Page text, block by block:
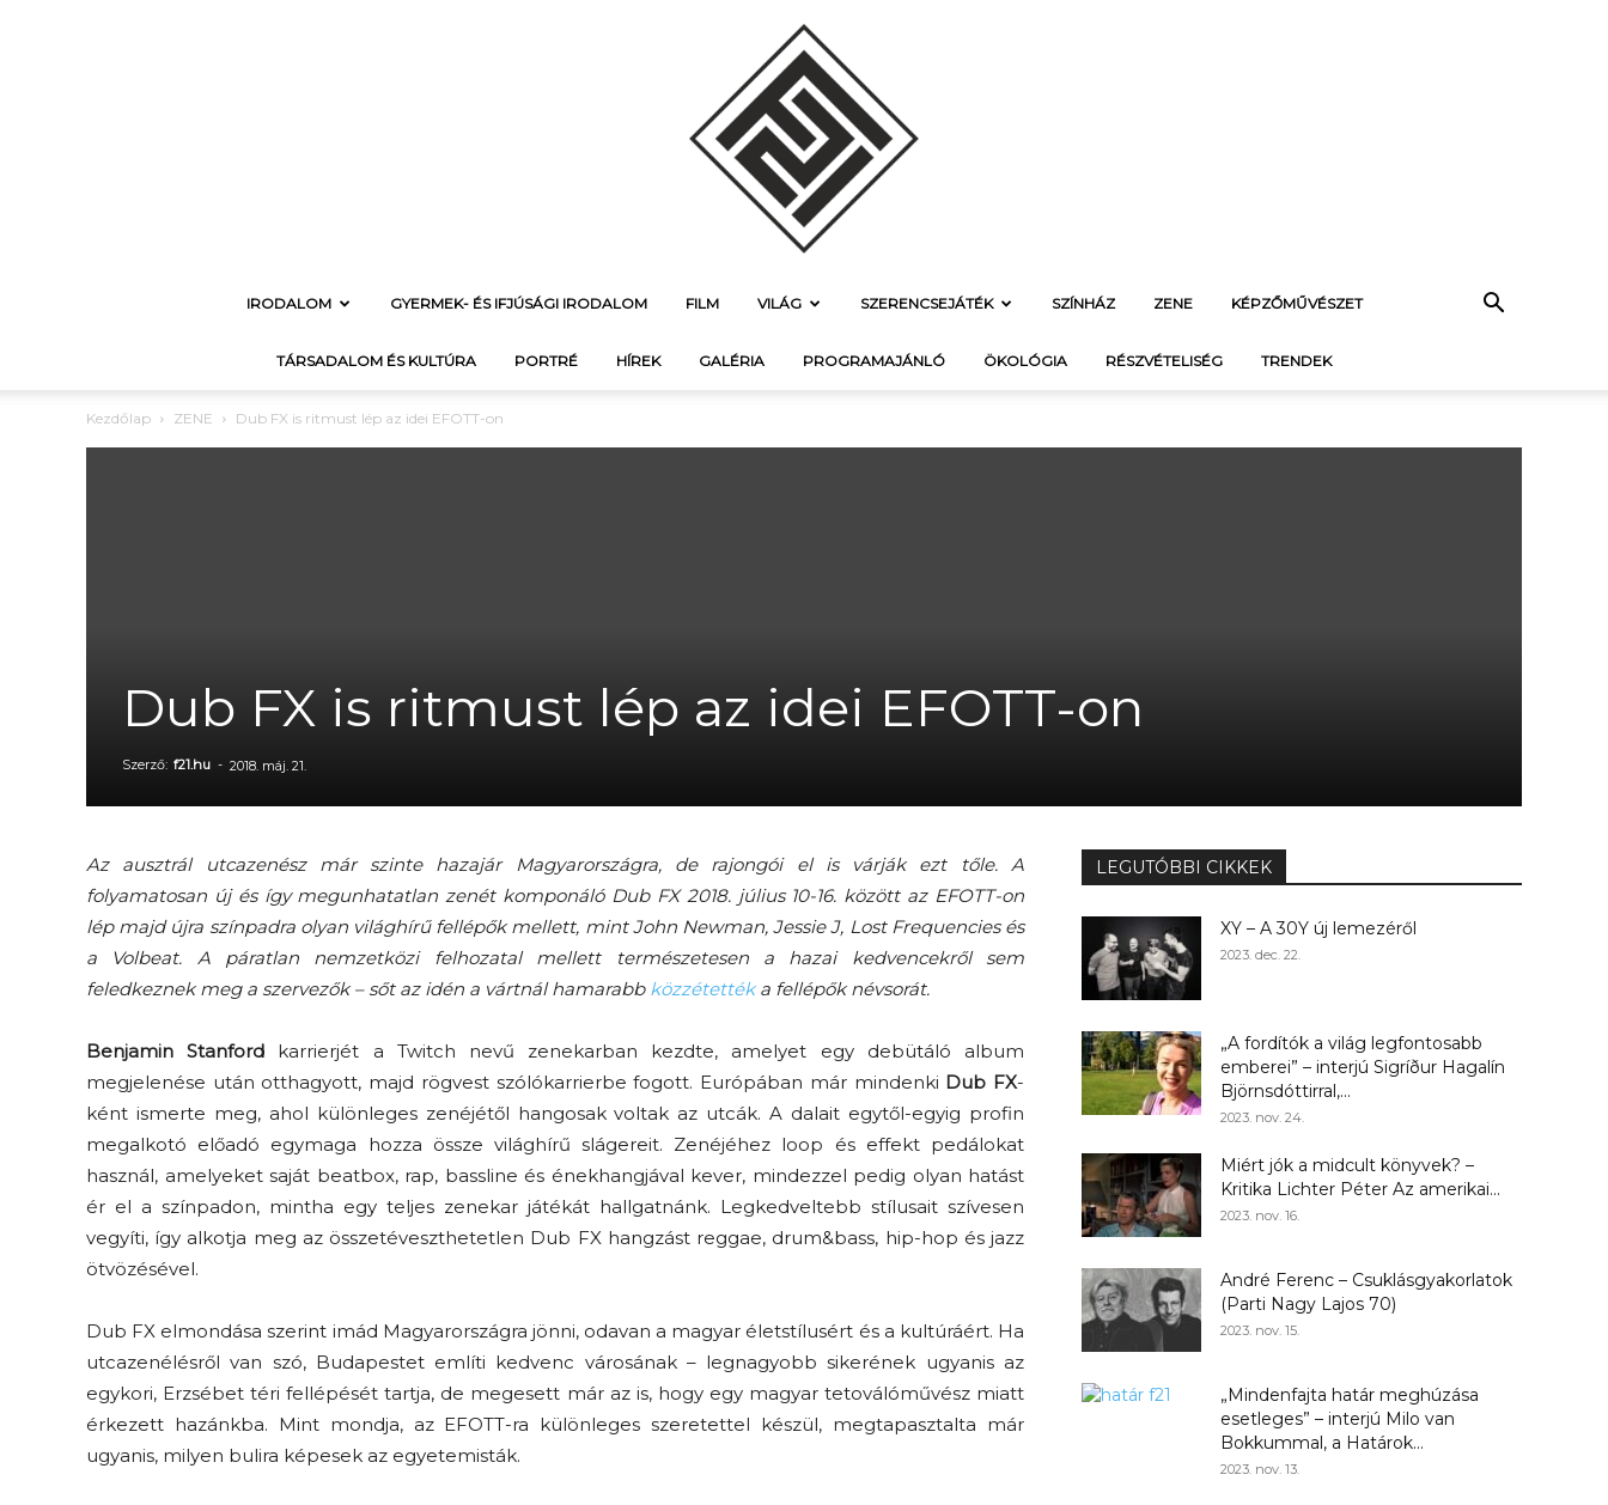
f21.hu
IRODALOM GYERMEK- ÉS IFJÚSÁGI IRODALOM FILM VILÁG SZERENCSEJÁTÉK SZÍNHÁZ ZENE KÉPZŐMŰVÉSZET
TÁRSADALOM ÉS KULTÚRA PORTRÉ HÍREK GALÉRIA PROGRAMAJÁNLÓ ÖKOLÓGIA RÉSZVÉTELISÉG TRENDEK
Kezdőlap ZENE Dub FX is ritmust lép az idei EFOTT-on
Dub FX is ritmust lép az idei EFOTT-on
Szerző: f21.hu - 2018. máj. 21.
Az ausztrál utcazenész már szinte hazajár Magyarországra, de rajongói el is várják ezt tőle. A
folyamatosan új és így megunhatatlan zenét komponáló Dub FX 2018. július 10-16. között az EFOTT-on
lép majd újra színpadra olyan világhírű fellépők mellett, mint John Newman, Jessie J, Lost Frequencies és
a Volbeat. A páratlan nemzetközi felhozatal mellett természetesen a hazai kedvencekről sem
feledkeznek meg a szervezők – sőt az idén a vártnál hamarabb közzétettéka fellépők névsorát.
Benjamin Stanford karrierjét a Twitch nevű zenekarban kezdte, amelyet egy debütáló album
megjelenése után otthagyott, majd rögvest szólókarrierbe fogott. Európában már mindenki Dub FX-
ként ismerte meg, ahol különleges zenéjétől hangosak voltak az utcák. A dalait egytől-egyig profin
megalkotó előadó egymaga hozza össze világhírű slágereit. Zenéjéhez loop és effekt pedálokat
használ, amelyeket saját beatbox, rap, bassline és énekhangjával kever, mindezzel pedig olyan hatást
ér el a színpadon, mintha egy teljes zenekar játékát hallgatnánk. Legkedveltebb stílusait szívesen
vegyíti, így alkotja meg az összetéveszthetetlen Dub FX hangzást reggae, drum&bass, hip-hop és jazz
ötvözésével.
Dub FX elmondása szerint imád Magyarországra jönni, odavan a magyar életstílusért és a kultúráért. Ha
utcazenélésről van szó, Budapestet említi kedvenc városának – legnagyobb sikerének ugyanis az
egykori, Erzsébet téri fellépését tartja, de megesett már az is, hogy egy magyar tetoválóművész miatt
érkezett hazánkba. Mint mondja, az EFOTT-ra különleges szeretettel készül, megtapasztalta már
ugyanis, milyen bulira képesek az egyetemisták.
LEGUTÓBBI CIKKEK
XY – A 30Y új lemezéről
2023. dec. 22.
„A fordítók a világ legfontosabb
emberei” – interjú Sigríður Hagalín
Björnsdóttirral,...
2023. nov. 24.
Miért jók a midcult könyvek? –
Kritika Lichter Péter Az amerikai...
2023. nov. 16.
André Ferenc – Csuklásgyakorlatok
(Parti Nagy Lajos 70)
2023. nov. 15.
„Mindenfajta határ meghúzása
esetleges” – interjú Milo van
Bokkummal, a Határok...
2023. nov. 13.